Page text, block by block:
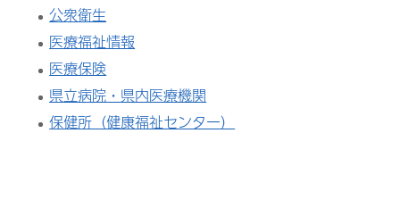
公衆衛生
医療福祉情報
医療保険
県立病院・県内医療機関
保健所（健康福祉センター）